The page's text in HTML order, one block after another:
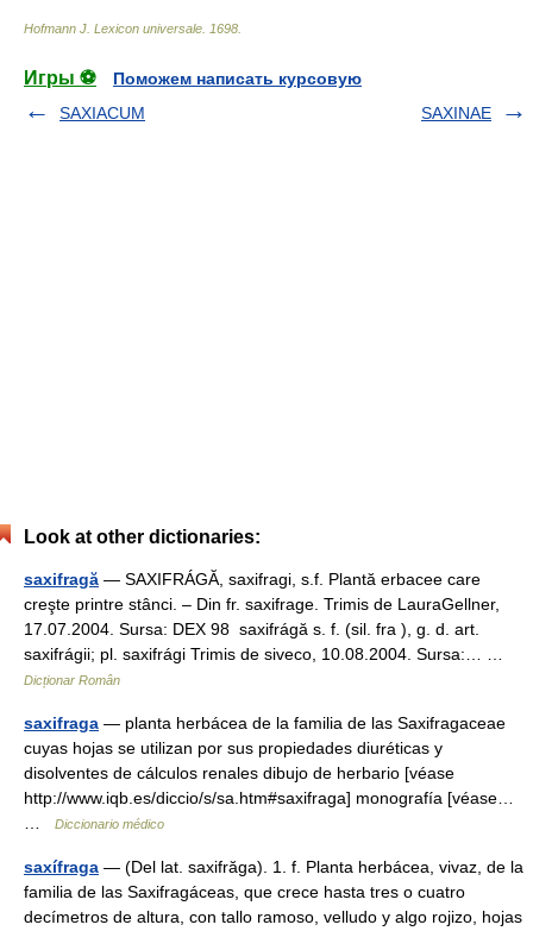
Hofmann J. Lexicon universale 1698
Игры ⚽
Поможем написать курсовую
SAXIACUM
SAXINAE
Look at other dictionaries:
saxifragă — SAXIFRÁGĂ, saxifragi, s.f. Plantă erbacee care
creşte printre stânci. – Din fr. saxifrage. Trimis de LauraGellner,
17.07.2004. Sursa: DEX 98 saxifrágă s. f. (sil. fra ), g. d. art.
saxifrágii; pl. saxifrági Trimis de siveco, 10.08.2004. Sursa:… …
Dicționar Român
saxifraga — planta herbácea de la familia de las Saxifragaceae
cuyas hojas se utilizan por sus propiedades diuréticas y
disolventes de cálculos renales dibujo de herbario [véase
http://www.iqb.es/diccio/s/sa.htm#saxifraga] monografía [véase…
Diccionario médico
saxífraga — (Del lat. saxifrăga). 1. f. Planta herbácea, vivaz, de la
familia de las Saxifragáceas, que crece hasta tres o cuatro
decímetros de altura, con tallo ramoso, velludo y algo rojizo, hojas